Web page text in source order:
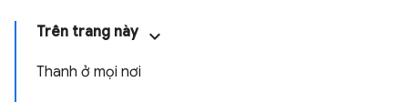
Trên trang này
Thanh ở mọi nơi